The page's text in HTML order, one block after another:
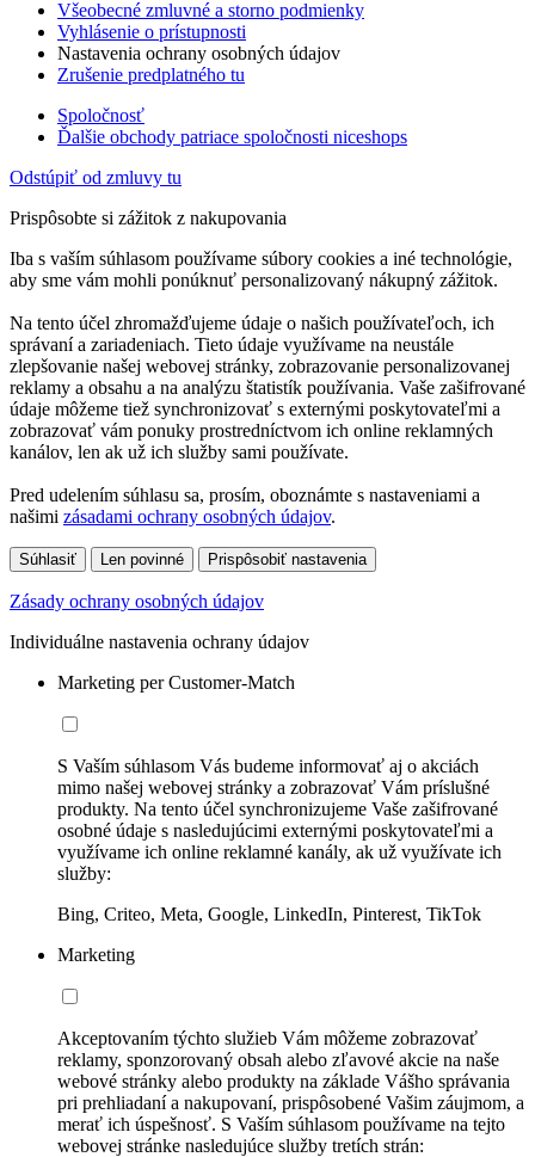
Všeobecné zmluvné a storno podmienky
Vyhlásenie o prístupnosti
Nastavenia ochrany osobných údajov
Zrušenie predplatného tu
Spoločnosť
Ďalšie obchody patriace spoločnosti niceshops
Odstúpiť od zmluvy tu
Prispôsobte si zážitok z nakupovania
Iba s vaším súhlasom používame súbory cookies a iné technológie,
aby sme vám mohli ponúknuť personalizovaný nákupný zážitok.
Na tento účel zhromažďujeme údaje o našich používateľoch, ich
správaní a zariadeniach. Tieto údaje využívame na neustále
zlepšovanie našej webovej stránky, zobrazovanie personalizovanej
reklamy a obsahu a na analýzu štatistík používania. Vaše zašifrované
údaje môžeme tiež synchronizovať s externými poskytovateľmi a
zobrazovať vám ponuky prostredníctvom ich online reklamných
kanálov, len ak už ich služby sami používate.
Pred udelením súhlasu sa, prosím, oboznámte s nastaveniami a
našimi zásadami ochrany osobných údajov.
Súhlasiť Len povinné Prispôsobiť nastavenia
Zásady ochrany osobných údajov
Individuálne nastavenia ochrany údajov
Marketing per Customer-Match
S Vaším súhlasom Vás budeme informovať aj o akciách
mimo našej webovej stránky a zobrazovať Vám príslušné
produkty. Na tento účel synchronizujeme Vaše zašifrované
osobné údaje s nasledujúcimi externými poskytovateľmi a
využívame ich online reklamné kanály, ak už využívate ich
služby:
Bing, Criteo, Meta, Google, LinkedIn, Pinterest, TikTok
Marketing
Akceptovaním týchto služieb Vám môžeme zobrazovať
reklamy, sponzorovaný obsah alebo zľavové akcie na naše
webové stránky alebo produkty na základe Vášho správania
pri prehliadaní a nakupovaní, prispôsobené Vašim záujmom, a
merať ich úspešnosť. S Vaším súhlasom používame na tejto
webovej stránke nasledujúce služby tretích strán: